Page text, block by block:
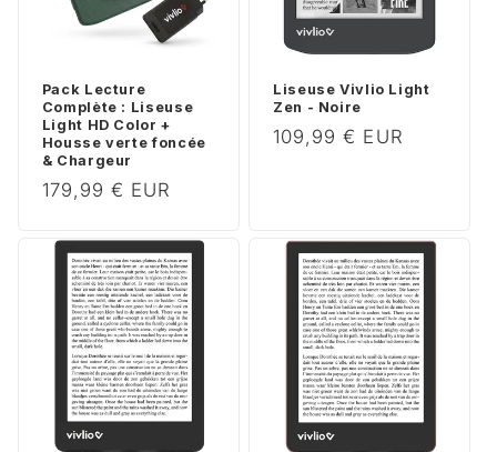
Pack Lecture
Complète : Liseuse
Light HD Color +
Housse verte foncée
& Chargeur
Prix
179,99 € EUR
Liseuse Vivlio Light
Zen - Noire
Prix
109,99 € EUR